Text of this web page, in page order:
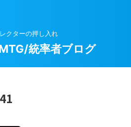
クターの押し入れ
統率者ブログ